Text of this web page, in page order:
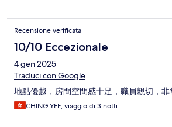
Recensione verificata
10/10 Eccezionale
4 gen 2025
Traduci con Google
地點優越，房間空間感十足，職員親切，非
CHING YEE, viaggio di 3 notti